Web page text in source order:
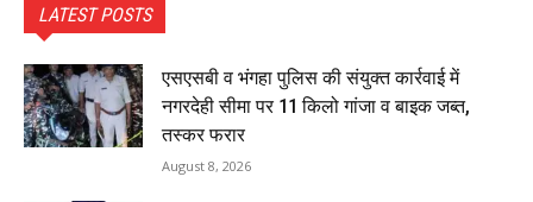
LATEST POSTS
एसएसबी व भंगहा पुलिस की संयुक्त कार्रवाई में
नगरदेही सीमा पर 11 किलो गांजा व बाइक जब्त,
तस्कर फरार
August 8, 2026